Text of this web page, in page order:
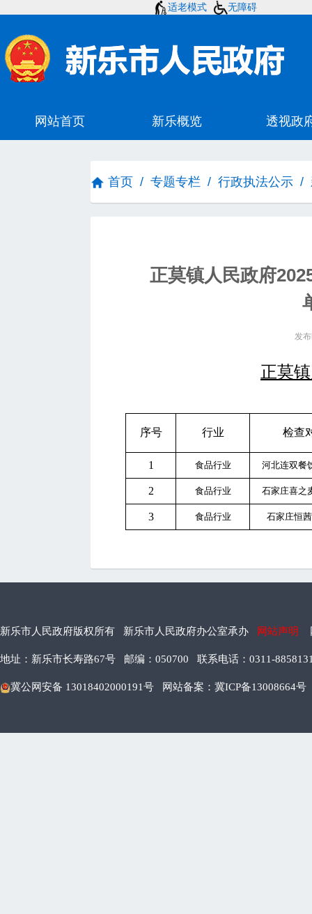
适老模式 无障碍
首页 / 专题专栏 / 行政执法公示 /
正莫镇人民政府
发
正莫
序号 行业 检查
1 食品行业 河北连双餐
2 食品行业 石家庄喜之
3 食品行业 石家庄恒